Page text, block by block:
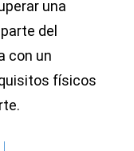
una
del
con un
físicos